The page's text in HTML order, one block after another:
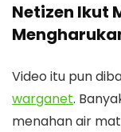
Netizen Ikut
Video itu pun
warganet.
menahan air